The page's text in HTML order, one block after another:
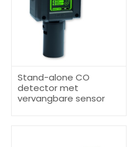
Stand-alone CO
detector met
vervangbare sensor